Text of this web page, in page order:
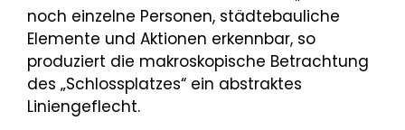
noch einzelne Personen, städtebauliche
Elemente und Aktionen erkennbar, so
produziert die makroskopische Betrachtung
des „Schlossplatzes“ ein abstraktes
Liniengeflecht.